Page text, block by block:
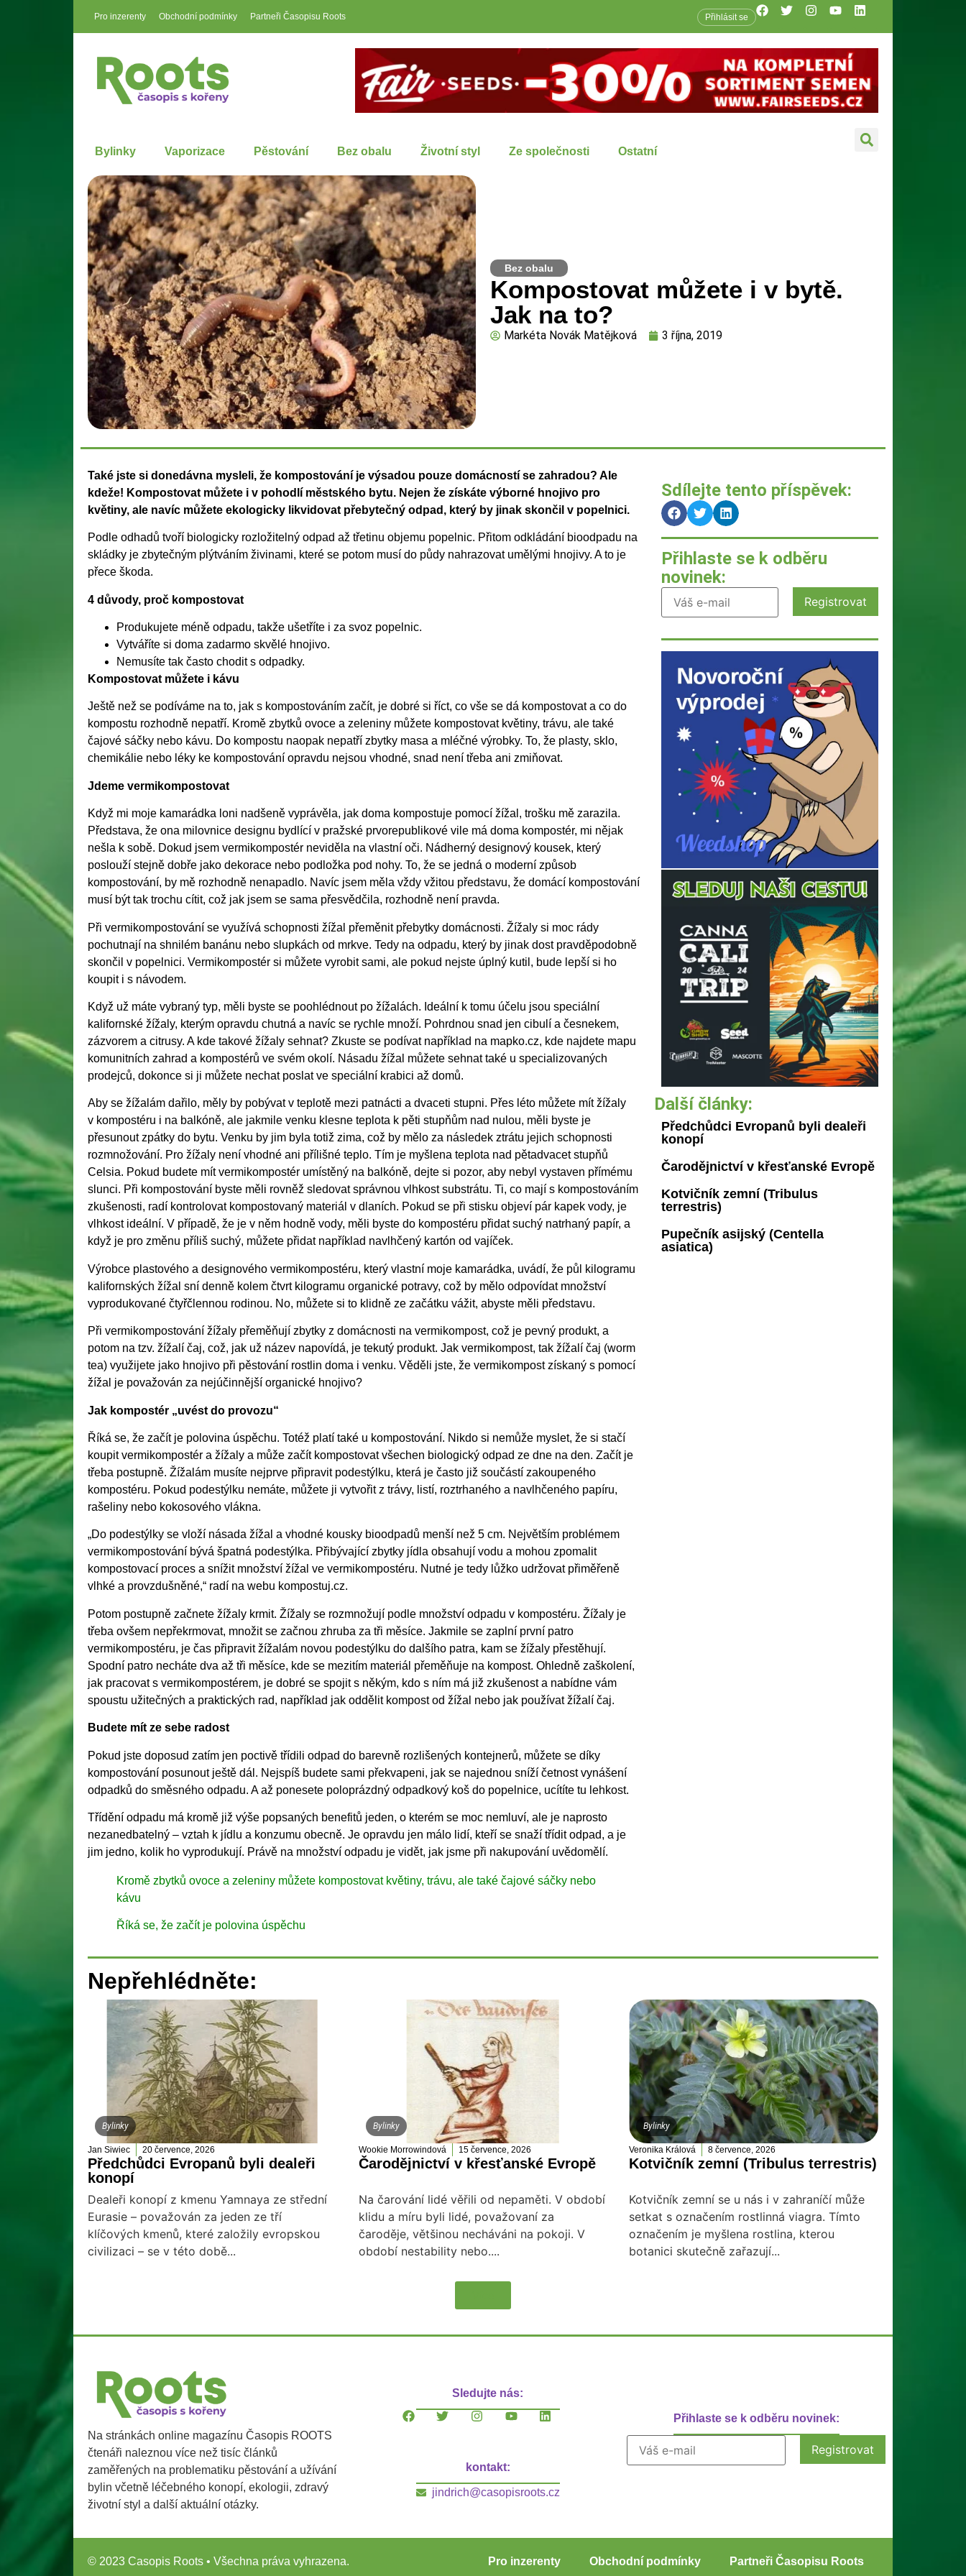
Pro inzerenty Obchodní podmínky Partneři Časopisu Roots Přihlásit se
Bylinky Vaporizace Pěstování Bez obalu Životní styl Ze společnosti Ostatní
Bez obalu
Kompostovat můžete i v bytě.
Jak na to?
Markéta Novák Matějková 3 října, 2019
Také jste si donedávna mysleli, že kompostování je výsadou pouze domácností se zahradou? Ale
kdeže! Kompostovat můžete i v pohodlí městského bytu. Nejen že získáte výborné hnojivo pro
květiny, ale navíc můžete ekologicky likvidovat přebytečný odpad, který by jinak skončil v popelnici.
Podle odhadů tvoří biologicky rozložitelný odpad až třetinu objemu popelnic. Přitom odkládání bioodpadu na
skládky je zbytečným plýtváním živinami, které se potom musí do půdy nahrazovat umělými hnojivy. A to je
přece škoda.
4 důvody, proč kompostovat
Produkujete méně odpadu, takže ušetříte i za svoz popelnic.
Vytváříte si doma zadarmo skvělé hnojivo.
Nemusíte tak často chodit s odpadky.
Kompostovat můžete i kávu
Ještě než se podíváme na to, jak s kompostováním začít, je dobré si říct, co vše se dá kompostovat a co do
kompostu rozhodně nepatří. Kromě zbytků ovoce a zeleniny můžete kompostovat květiny, trávu, ale také
čajové sáčky nebo kávu. Do kompostu naopak nepatří zbytky masa a mléčné výrobky. To, že plasty, sklo,
chemikálie nebo léky ke kompostování opravdu nejsou vhodné, snad není třeba ani zmiňovat.
Jdeme vermikompostovat
Když mi moje kamarádka loni nadšeně vyprávěla, jak doma kompostuje pomocí žížal, trošku mě zarazila.
Představa, že ona milovnice designu bydlící v pražské prvorepublikové vile má doma kompostér, mi nějak
nešla k sobě. Dokud jsem vermikompostér neviděla na vlastní oči. Nádherný designový kousek, který
poslouží stejně dobře jako dekorace nebo podložka pod nohy. To, že se jedná o moderní způsob
kompostování, by mě rozhodně nenapadlo. Navíc jsem měla vždy vžitou představu, že domácí kompostování
musí být tak trochu cítit, což jak jsem se sama přesvědčila, rozhodně není pravda.
Při vermikompostování se využívá schopnosti žížal přeměnit přebytky domácnosti. Žížaly si moc rády
pochutnají na shnilém banánu nebo slupkách od mrkve. Tedy na odpadu, který by jinak dost pravděpodobně
skončil v popelnici. Vermikompostér si můžete vyrobit sami, ale pokud nejste úplný kutil, bude lepší si ho
koupit i s návodem.
Když už máte vybraný typ, měli byste se poohlédnout po žížalách. Ideální k tomu účelu jsou speciální
kalifornské žížaly, kterým opravdu chutná a navíc se rychle množí. Pohrdnou snad jen cibulí a česnekem,
zázvorem a citrusy. A kde takové žížaly sehnat? Zkuste se podívat například na mapko.cz, kde najdete mapu
komunitních zahrad a kompostérů ve svém okolí. Násadu žížal můžete sehnat také u specializovaných
prodejců, dokonce si ji můžete nechat poslat ve speciální krabici až domů.
Aby se žížalám dařilo, měly by pobývat v teplotě mezi patnácti a dvaceti stupni. Přes léto můžete mít žížaly
v kompostéru i na balkóně, ale jakmile venku klesne teplota k pěti stupňům nad nulou, měli byste je
přesunout zpátky do bytu. Venku by jim byla totiž zima, což by mělo za následek ztrátu jejich schopnosti
rozmnožování. Pro žížaly není vhodné ani přílišné teplo. Tím je myšlena teplota nad pětadvacet stupňů
Celsia. Pokud budete mít vermikompostér umístěný na balkóně, dejte si pozor, aby nebyl vystaven přímému
slunci. Při kompostování byste měli rovněž sledovat správnou vlhkost substrátu. Ti, co mají s kompostováním
zkušenosti, radí kontrolovat kompostovaný materiál v dlaních. Pokud se při stisku objeví pár kapek vody, je
vlhkost ideální. V případě, že je v něm hodně vody, měli byste do kompostéru přidat suchý natrhaný papír, a
když je pro změnu příliš suchý, můžete přidat například navlhčený kartón od vajíček.
Výrobce plastového a designového vermikompostéru, který vlastní moje kamarádka, uvádí, že půl kilogramu
kalifornských žížal sní denně kolem čtvrt kilogramu organické potravy, což by mělo odpovídat množství
vyprodukované čtyřčlennou rodinou. No, můžete si to klidně ze začátku vážit, abyste měli představu.
Při vermikompostování žížaly přeměňují zbytky z domácnosti na vermikompost, což je pevný produkt, a
potom na tzv. žížalí čaj, což, jak už název napovídá, je tekutý produkt. Jak vermikompost, tak žížalí čaj (worm
tea) využijete jako hnojivo při pěstování rostlin doma i venku. Věděli jste, že vermikompost získaný s pomocí
žížal je považován za nejúčinnější organické hnojivo?
Jak kompostér „uvést do provozu“
Říká se, že začít je polovina úspěchu. Totéž platí také u kompostování. Nikdo si nemůže myslet, že si stačí
koupit vermikompostér a žížaly a může začít kompostovat všechen biologický odpad ze dne na den. Začít je
třeba postupně. Žížalám musíte nejprve připravit podestýlku, která je často již součástí zakoupeného
kompostéru. Pokud podestýlku nemáte, můžete ji vytvořit z trávy, listí, roztrhaného a navlhčeného papíru,
rašeliny nebo kokosového vlákna.
„Do podestýlky se vloží násada žížal a vhodné kousky bioodpadů menší než 5 cm. Největším problémem
vermikompostování bývá špatná podestýlka. Přibývající zbytky jídla obsahují vodu a mohou zpomalit
kompostovací proces a snížit množství žížal ve vermikompostéru. Nutné je tedy lůžko udržovat přiměřeně
vlhké a provzdušněné,“ radí na webu kompostuj.cz.
Potom postupně začnete žížaly krmit. Žížaly se rozmnožují podle množství odpadu v kompostéru. Žížaly je
třeba ovšem nepřekrmovat, množit se začnou zhruba za tři měsíce. Jakmile se zaplní první patro
vermikompostéru, je čas připravit žížalám novou podestýlku do dalšího patra, kam se žížaly přestěhují.
Spodní patro necháte dva až tři měsíce, kde se mezitím materiál přeměňuje na kompost. Ohledně zaškolení,
jak pracovat s vermikompostérem, je dobré se spojit s někým, kdo s ním má již zkušenost a nabídne vám
spoustu užitečných a praktických rad, například jak oddělit kompost od žížal nebo jak používat žížalí čaj.
Budete mít ze sebe radost
Pokud jste doposud zatím jen poctivě třídili odpad do barevně rozlišených kontejnerů, můžete se díky
kompostování posunout ještě dál. Nejspíš budete sami překvapeni, jak se najednou sníží četnost vynášení
odpadků do směsného odpadu. A až ponesete poloprázdný odpadkový koš do popelnice, ucítíte tu lehkost.
Třídění odpadu má kromě již výše popsaných benefitů jeden, o kterém se moc nemluví, ale je naprosto
nezanedbatelný – vztah k jídlu a konzumu obecně. Je opravdu jen málo lidí, kteří se snaží třídit odpad, a je
jim jedno, kolik ho vyprodukují. Právě na množství odpadu je vidět, jak jsme při nakupování uvědomělí.
Kromě zbytků ovoce a zeleniny můžete kompostovat květiny, trávu, ale také čajové sáčky nebo
kávu
Říká se, že začít je polovina úspěchu
Sdílejte tento příspěvek:
Přihlaste se k odběru
novinek:
Další články:
Předchůdci Evropanů byli dealeři
konopí
Čarodějnictví v křesťanské Evropě
Kotvičník zemní (Tribulus
terrestris)
Pupečník asijský (Centella
asiatica)
Nepřehlédněte:
Bylinky
Jan Siwiec 20 července, 2026
Předchůdci Evropanů byli dealeři
konopí
Dealeři konopí z kmenu Yamnaya ze střední
Eurasie – považován za jeden ze tří
klíčových kmenů, které založily evropskou
civilizaci – se v této době...
Bylinky
Wookie Morrowindová 15 července, 2026
Čarodějnictví v křesťanské Evropě
Na čarování lidé věřili od nepaměti. V období
klidu a míru byli lidé, považovaní za
čaroděje, většinou necháváni na pokoji. V
období nestability nebo....
Bylinky
Veronika Králová 8 července, 2026
Kotvičník zemní (Tribulus terrestris)
Kotvičník zemní se u nás i v zahraníčí může
setkat s označením rostlinná viagra. Tímto
označením je myšlena rostlina, kterou
botanici skutečně zařazují...
Na stránkách online magazínu Časopis ROOTS
čtenáři naleznou více než tisíc článků
zaměřených na problematiku pěstování a užívání
bylin včetně léčebného konopí, ekologii, zdravý
životní styl a další aktuální otázky.
Sledujte nás:
kontakt:
jindrich@casopisroots.cz
Přihlaste se k odběru novinek:
© 2023 Casopis Roots • Všechna práva vyhrazena. Pro inzerenty Obchodní podmínky Partneři Časopisu Roots